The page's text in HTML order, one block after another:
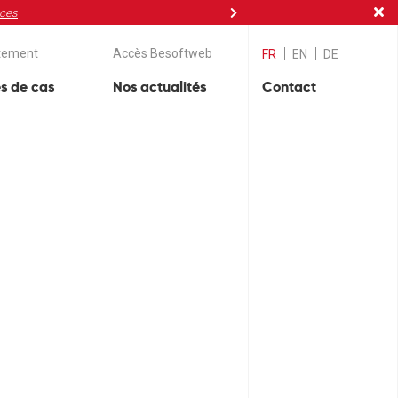
de cas
Accès Besoftweb
Nos actualités
FR EN DE
Contact